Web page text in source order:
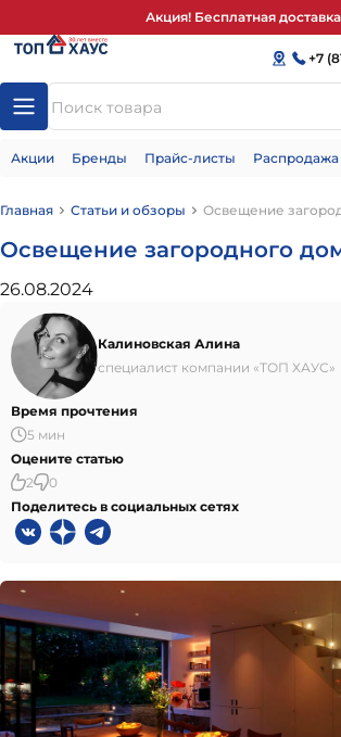
Акция! Бесплатная доставка
+7
Акции Бренды Прайс-листы Распродажа
Главная Статьи и обзоры Освещение
Освещение загородного
26.08.2024
Калиновская Алина
специалист компании «ТОП ХАУС»
Время прочтения
5 мин
Оцените статью
2
0
Поделитесь в социальных сетях